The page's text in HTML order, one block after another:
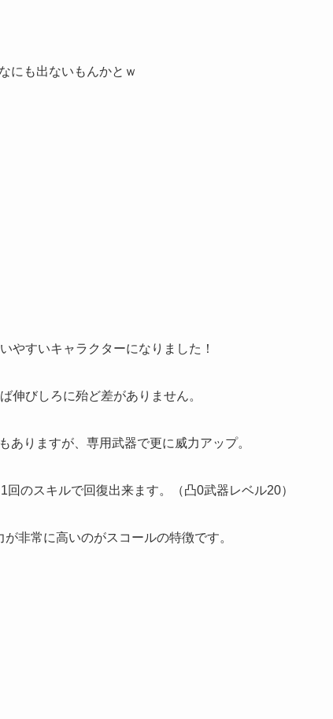
にも出ないもんかとｗ
やすいキャラクターになりました！
伸びしろに殆ど差がありません。
りますが、専用武器で更に威力アップ。
のスキルで回復出来ます。（凸0武器レベル20）
非常に高いのがスコールの特徴です。